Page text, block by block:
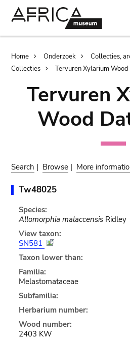
Breadcrumb
Home Onderzoek
Collecties,
Collecties
Tervuren Xylarium
Tervuren
Wood
Search | Browse | More
Tw48025
Species:
Allomorphia malaccensisRidley
View taxon:
SN581
Taxon lower than:
Familia:
Melastomataceae
Subfamilia:
Herbarium number:
Wood number:
2403 KW